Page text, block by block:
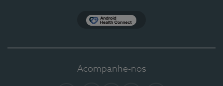
Acompanhe-nos